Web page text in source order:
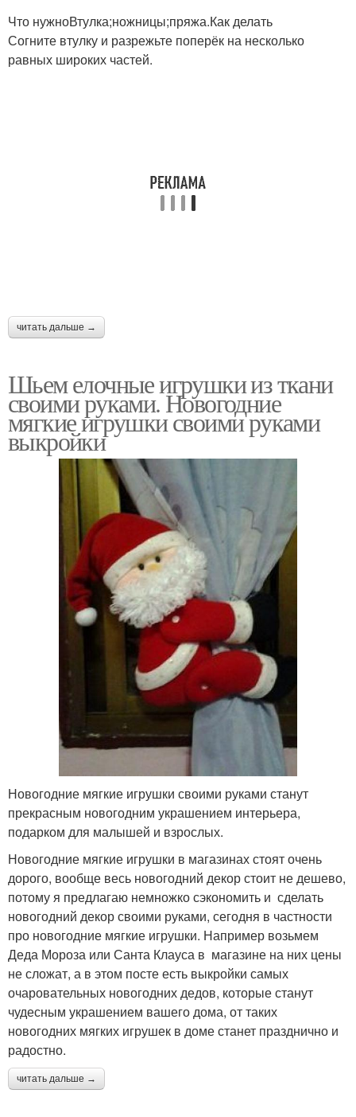
Что нужноВтулка;ножницы;пряжа.Как делать
Согните втулку и разрежьте поперёк на несколько
равных широких частей.
читать дальше →
Шьем елочные игрушки из ткани
своими руками. Новогодние
мягкие игрушки своими руками
выкройки
Новогодние мягкие игрушки своими руками станут
прекрасным новогодним украшением интерьера,
подарком для малышей и взрослых.
Новогодние мягкие игрушки в магазинах стоят очень
дорого, вообще весь новогодний декор стоит не дешево,
потому я предлагаю немножко сэкономить и сделать
новогодний декор своими руками, сегодня в частности
про новогодние мягкие игрушки. Например возьмем
Деда Мороза или Санта Клауса в магазине на них цены
не сложат, а в этом посте есть выкройки самых
очаровательных новогодних дедов, которые станут
чудесным украшением вашего дома, от таких
новогодних мягких игрушек в доме станет празднично и
радостно.
читать дальше →